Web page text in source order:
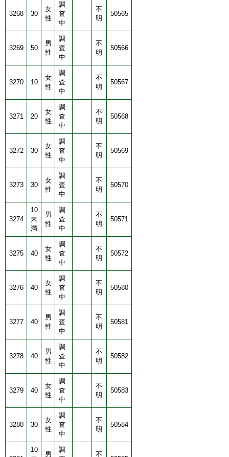
3268 30
女
性
調
査
中
不
明
50565
3269 50
男
性
調
査
中
不
明
50566
3270 10
女
性
調
査
中
不
明
50567
3271 20
女
性
調
査
中
不
明
50568
3272 30
女
性
調
査
中
不
明
50569
3273 30
女
性
調
査
中
不
明
50570
3274
10
未
満
男
性
調
査
中
不
明
50571
3275 40
女
性
調
査
中
不
明
50572
3276 40
女
性
調
査
中
不
明
50580
3277 40
男
性
調
査
中
不
明
50581
3278 40
男
性
調
査
中
不
明
50582
3279 40
女
性
調
査
中
不
明
50583
3280 30
女
性
調
査
中
不
明
50584
10
男
調
不